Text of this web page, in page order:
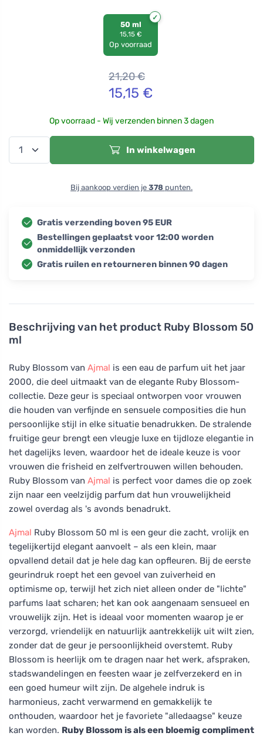
Beschrijving van het product Ruby Blossom 50
ml
Ruby Blossom van Ajmal is een eau de parfum uit het jaar
2000, die deel uitmaakt van de elegante Ruby Blossom-
collectie. Deze geur is speciaal ontworpen voor vrouwen
die houden van verfijnde en sensuele composities die hun
persoonlijke stijl in elke situatie benadrukken. De stralende
fruitige geur brengt een vleugje luxe en tijdloze elegantie in
het dagelijks leven, waardoor het de ideale keuze is voor
vrouwen die frisheid en zelfvertrouwen willen behouden.
Ruby Blossom van Ajmal is perfect voor dames die op zoek
zijn naar een veelzijdig parfum dat hun vrouwelijkheid
zowel overdag als 's avonds benadrukt.
Ajmal Ruby Blossom 50 ml is een geur die zacht, vrolijk en
tegelijkertijd elegant aanvoelt – als een klein, maar
opvallend detail dat je hele dag kan opfleuren. Bij de eerste
geurindruk roept het een gevoel van zuiverheid en
optimisme op, terwijl het zich niet alleen onder de "lichte"
parfums laat scharen; het kan ook aangenaam sensueel en
vrouwelijk zijn. Het is ideaal voor momenten waarop je er
verzorgd, vriendelijk en natuurlijk aantrekkelijk uit wilt zien,
zonder dat de geur je persoonlijkheid overstemt. Ruby
Blossom is heerlijk om te dragen naar het werk, afspraken,
stadswandelingen en feesten waar je zelfverzekerd en in
een goed humeur wilt zijn. De algehele indruk is
harmonieus, zacht verwarmend en gemakkelijk te
onthouden, waardoor het je favoriete "alledaagse" keuze
kan worden. Ruby Blossom is als een bloemig compliment
50 ml
15,15 €
Op voorraad
21,20€
15,15 €
Op voorraad - Wij verzenden binnen 3 dagen
In winkelwagen
Bij aankoop verdien je 378 punten.
Gratis verzending boven 95 EUR
Bestellingen geplaatst voor 12:00 worden
onmiddellijk verzonden
Gratis ruilen en retourneren binnen 90 dagen